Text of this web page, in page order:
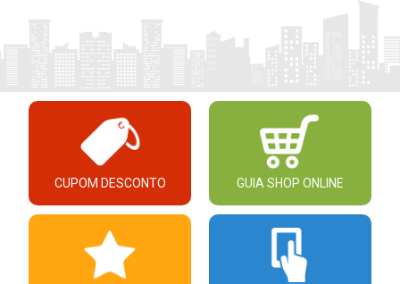
CUPOM DESCONTO GUIA SHOP ONLINE